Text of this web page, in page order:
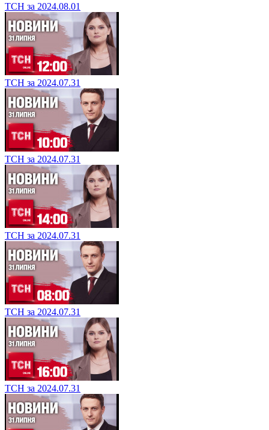
ТСН за 2024.08.01
ТСН за 2024.07.31
ТСН за 2024.07.31
ТСН за 2024.07.31
ТСН за 2024.07.31
ТСН за 2024.07.31